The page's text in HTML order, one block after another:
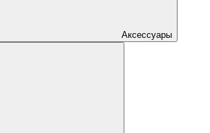
Аксессуары